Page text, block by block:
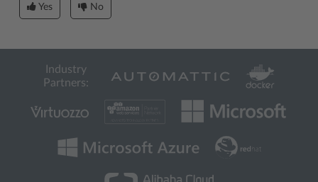
Yes No
Industry
Partners: